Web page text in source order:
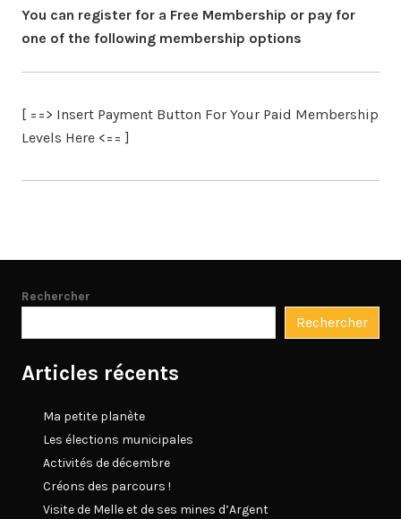
You can register for a Free Membership or pay for
one of the following membership options
[ ==> Insert Payment Button For Your Paid Membership
Levels Here <== ]
Rechercher
Rechercher
Articles récents
Ma petite planète
Les élections municipales
Activités de décembre
Créons des parcours !
Visite de Melle et de ses mines d’Argent